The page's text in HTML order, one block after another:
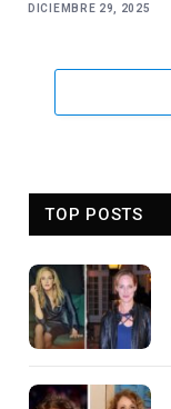
DICIEMBRE 29, 2025
TOP POSTS